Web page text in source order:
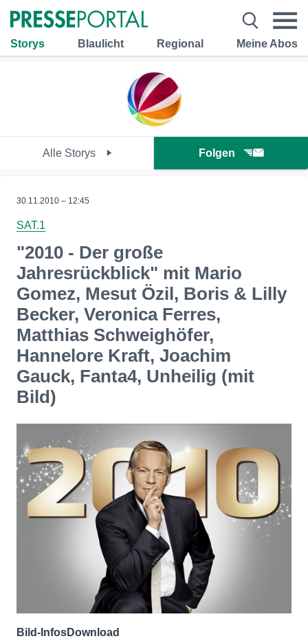
Storys Blaulicht Regional Meine Abos
Alle Storys Folgen
30.11.2010 – 12:45
SAT.1
"2010 - Der große
Jahresrückblick" mit Mario
Gomez, Mesut Özil, Boris & Lilly
Becker, Veronica Ferres,
Matthias Schweighöfer,
Hannelore Kraft, Joachim
Gauck, Fanta4, Unheilig (mit
Bild)
Bild-InfosDownload